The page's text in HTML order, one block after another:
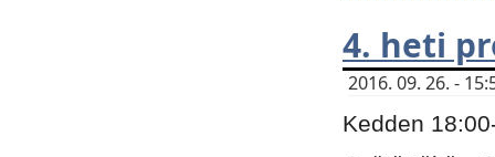
4. heti
2016. 09. 26. -
Kedden